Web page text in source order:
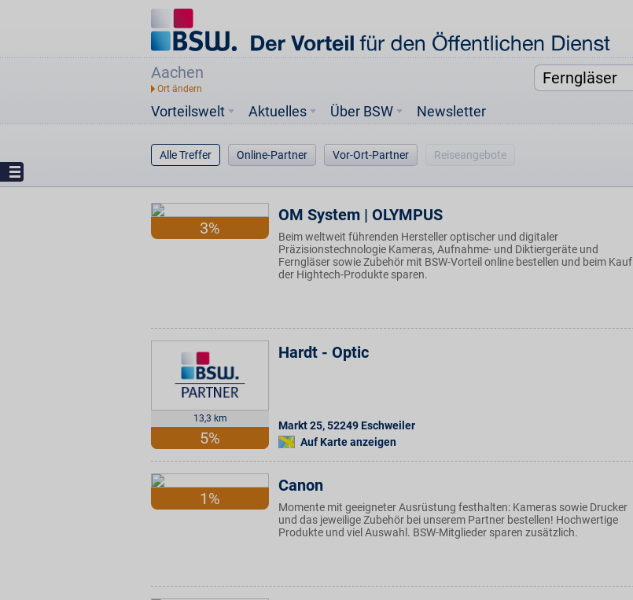
Aachen
Vorteilswelt Aktuelles Über BSW Newsletter
Alle Treffer Online-Partner Vor-Ort-Partner Reiseangebote
3%
OM System | OLYMPUS
Beim weltweit führenden Hersteller optischer und digitaler
Präzisionstechnologie Kameras, Aufnahme- und Diktiergeräte und
Ferngläser sowie Zubehör mit BSW-Vorteil online bestellen und beim Kauf
der Hightech-Produkte sparen.
13,3 km
5%
Hardt - Optic
Markt 25,52249 Eschweiler
Auf Karte anzeigen
1%
Canon
Momente mit geeigneter Ausrüstung festhalten: Kameras sowie Drucker
und das jeweilige Zubehör bei unserem Partner bestellen! Hochwertige
Produkte und viel Auswahl. BSW-Mitglieder sparen zusätzlich.